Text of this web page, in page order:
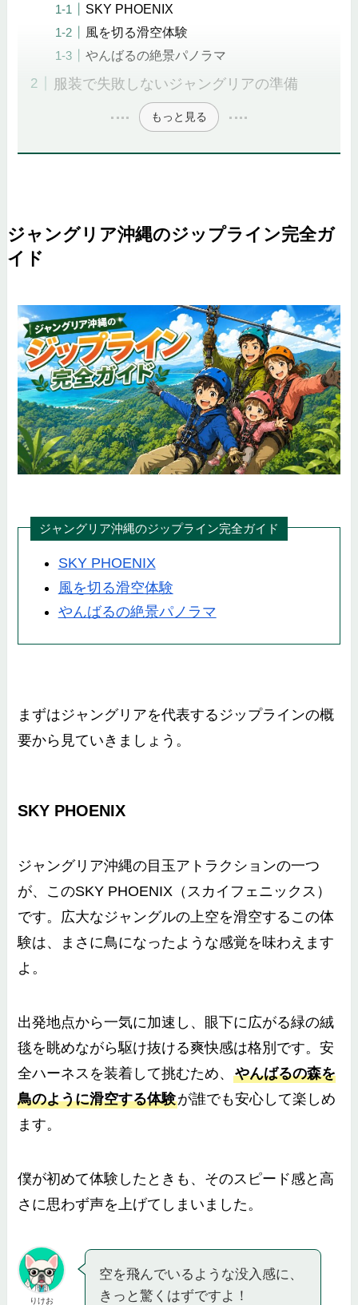
SKY PHOENIX
風を切る滑空体験
やんばるの絶景パノラマ
服装で失敗しないジャングリアの準備
もっと見る
ジャングリア沖縄のジップライン完全ガ
イド
ジャングリア沖縄のジップライン完全ガイド
SKY PHOENIX
風を切る滑空体験
やんばるの絶景パノラマ
まずはジャングリアを代表するジップラインの概
要から見ていきましょう。
SKY PHOENIX
ジャングリア沖縄の目玉アトラクションの一つ
が、このSKY PHOENIX（スカイフェニックス）
です。広大なジャングルの上空を滑空するこの体
験は、まさに鳥になったような感覚を味わえます
よ。
出発地点から一気に加速し、眼下に広がる緑の絨
毯を眺めながら駆け抜ける爽快感は格別です。安
全ハーネスを装着して挑むため、やんばるの森を
鳥のように滑空する体験が誰でも安心して楽しめ
ます。
僕が初めて体験したときも、そのスピード感と高
さに思わず声を上げてしまいました。
りけお
空を飛んでいるような没入感に、
きっと驚くはずですよ！